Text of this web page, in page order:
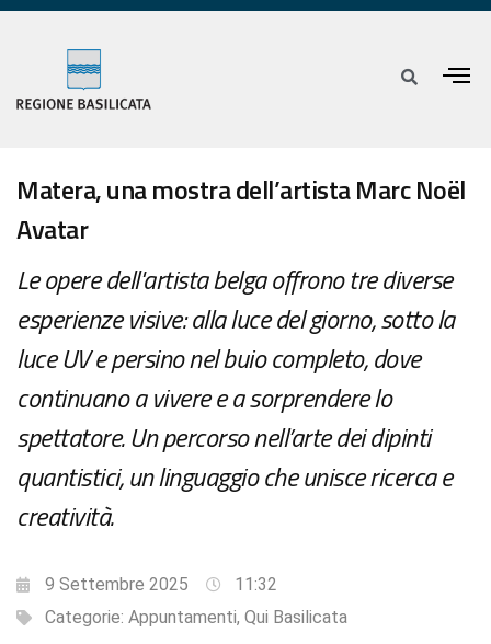
Matera, una mostra dell’artista Marc Noël
Avatar
Le opere dell'artista belga offrono tre diverse
esperienze visive: alla luce del giorno, sotto la
luce UV e persino nel buio completo, dove
continuano a vivere e a sorprendere lo
spettatore. Un percorso nell’arte dei dipinti
quantistici, un linguaggio che unisce ricerca e
creatività.
9 Settembre 2025
11:32
Categorie: Appuntamenti, Qui Basilicata